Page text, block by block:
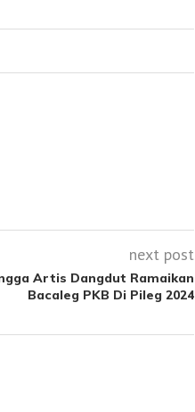
next post
Artis Dangdut Ramaikan
Bacaleg PKB Di Pileg 2024